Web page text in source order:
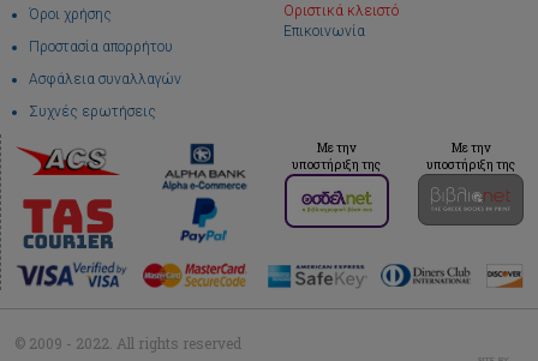
Όροι χρήσης
Προστασία απορρήτου
Ασφάλεια συναλλαγών
Συχνές ερωτήσεις
Οριστικά κλειστό
Επικοινωνία
Με την
υποστήριξη της
Με την
υποστήριξη της
© 2009 - 2022. All rights reserved